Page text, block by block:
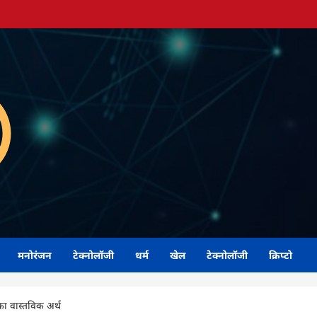
मनोरंजन टेक्नोलॉजी धर्म खेल टेक्नोलॉजी क्रिप्टो
वास्तविक अर्थ